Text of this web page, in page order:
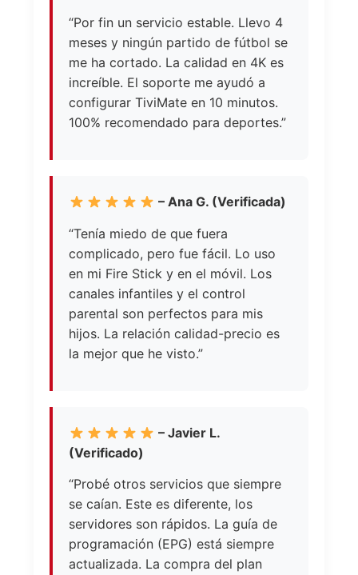
“Por fin un servicio estable. Llevo 4
meses y ningún partido de fútbol se
me ha cortado. La calidad en 4K es
increíble. El soporte me ayudó a
configurar TiviMate en 10 minutos.
100% recomendado para deportes.”
– Ana G. (Verificada)
“Tenía miedo de que fuera
complicado, pero fue fácil. Lo uso
en mi Fire Stick y en el móvil. Los
canales infantiles y el control
parental son perfectos para mis
hijos. La relación calidad-precio es
la mejor que he visto.”
– Javier L.
(Verificado)
“Probé otros servicios que siempre
se caían. Este es diferente, los
servidores son rápidos. La guía de
programación (EPG) está siempre
actualizada. La compra del plan